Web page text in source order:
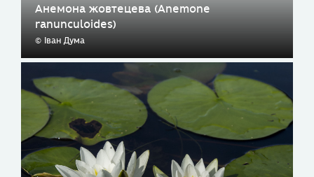
Анемона жовтецева (Anemone
ranunculoides)
© Іван Дума